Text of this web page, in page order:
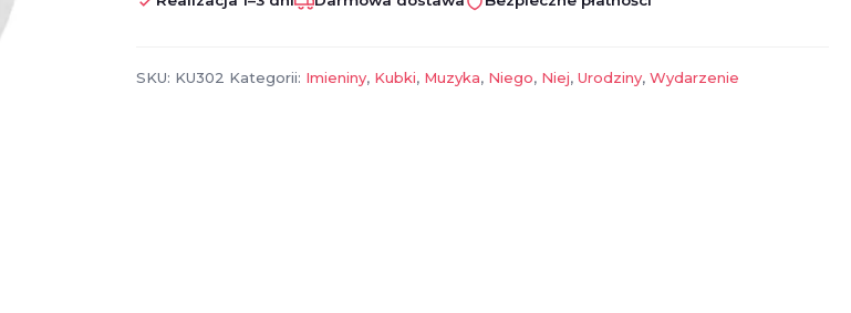
Sinatra
SKU: KU302 Kategorii: Imieniny, Kubki, Muzyka, Niego, Niej,Urodziny,Wydarzenie